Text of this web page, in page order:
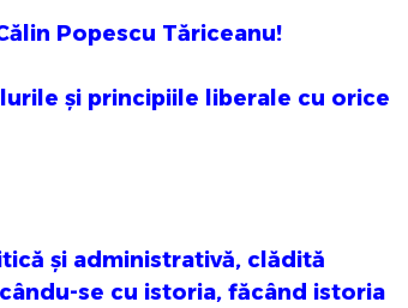
Popescu Tăriceanu!
și principiile liberale cu orice
și administrativă, clădită
se cu istoria, făcând istoria